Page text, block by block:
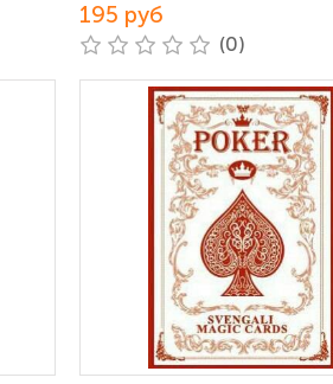
195 руб
(0)